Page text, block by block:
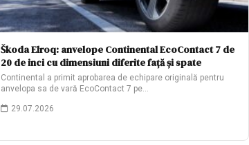
Škoda Elroq: anvelope Continental EcoContact 7 de
20 de inci cu dimensiuni diferite față și spate
Continental a primit aprobarea de echipare originală pentru
anvelopa sa de vară EcoContact 7 pe…
29.07.2026